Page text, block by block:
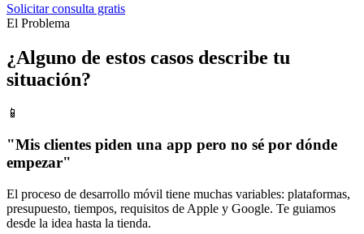
Solicitar consulta gratis
El Problema
¿Alguno de estos casos describe tu
situación?
📱
"Mis clientes piden una app pero no sé por dónde
empezar"
El proceso de desarrollo móvil tiene muchas variables: plataformas,
presupuesto, tiempos, requisitos de Apple y Google. Te guiamos
desde la idea hasta la tienda.